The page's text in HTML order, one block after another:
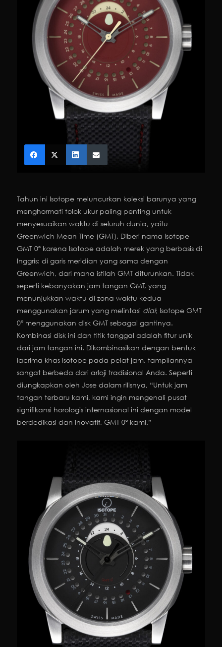
Tahun ini Isotope meluncurkan koleksi barunya yang
menghormati tolok ukur paling penting untuk
menyesuaikan waktu di seluruh dunia, yaitu
Greenwich Mean Time (GMT). Diberi nama Isotope
GMT 0º karena Isotope adalah merek yang berbasis di
Inggris: di garis meridian yang sama dengan
Greenwich, dari mana istilah GMT diturunkan. Tidak
seperti kebanyakan jam tangan GMT, yang
menunjukkan waktu di zona waktu kedua
menggunakan jarum yang melintasi dial; Isotope GMT
0º menggunakan disk GMT sebagai gantinya.
Kombinasi disk ini dan titik tanggal adalah fitur unik
dari jam tangan ini. Dikombinasikan dengan bentuk
lacrima khas Isotope pada pelat jam, tampilannya
sangat berbeda dari arloji tradisional Anda. Seperti
diungkapkan oleh Jose dalam rilisnya, “Untuk jam
tangan terbaru kami, kami ingin mengenali pusat
signifikansi horologis internasional ini dengan model
berdedikasi dan inovatif, GMT 0º kami.”